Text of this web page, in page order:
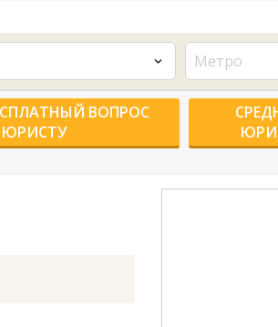
Метро
ВОПРОС
ЮРИСТУ